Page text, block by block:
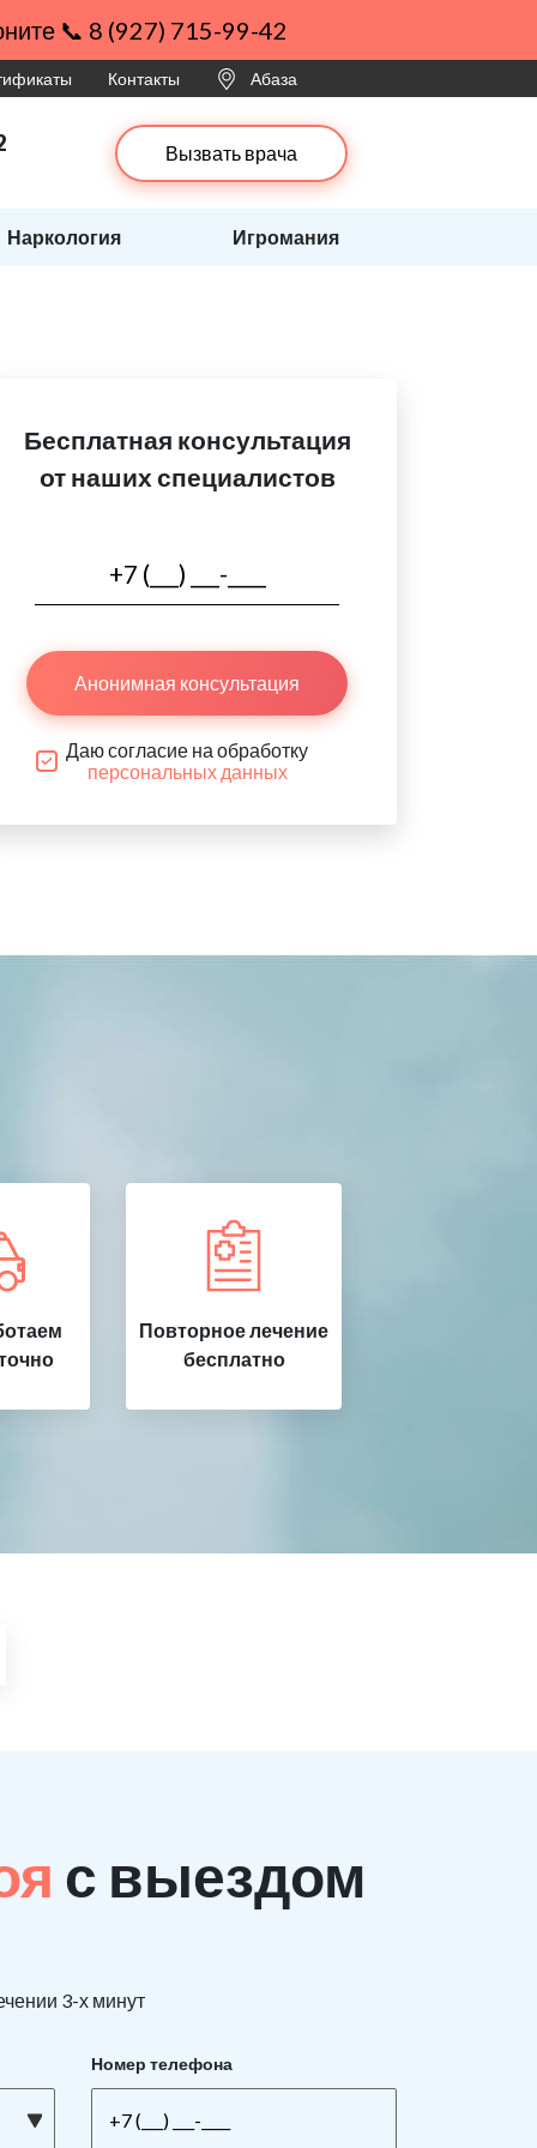
📞 8 (927) 715-99-42
Контакты Абаза
Вызвать врача
Наркология Игромания
Бесплатная консультация
от наших специалистов
Анонимная консультация
Даю согласие на обработку
персональных данных
Повторное лечение
бесплатно
с выездом
3-х минут
Номер телефона